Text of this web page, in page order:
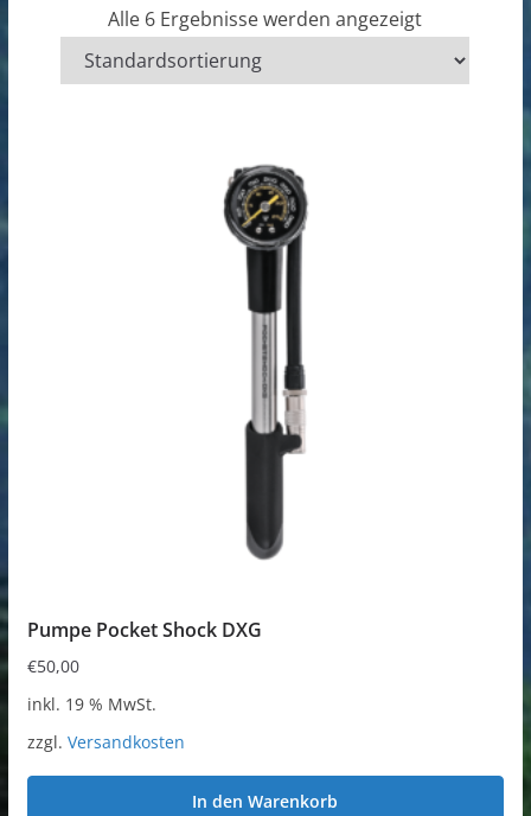
Alle 6 Ergebnisse werden angezeigt
Pumpe Pocket Shock DXG
€50,00
inkl. 19 % MwSt.
zzgl. Versandkosten
In den Warenkorb